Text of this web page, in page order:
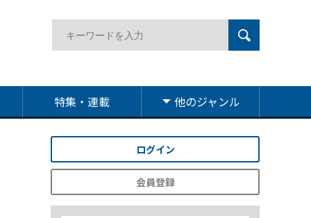
特集・連載 他のジャンル
ログイン
会員登録